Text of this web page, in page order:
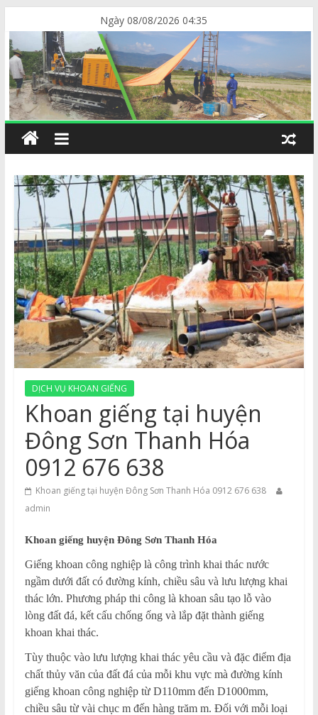
Ngày 08/08/2026 04:35
DỊCH VỤ KHOAN GIẾNG
Khoan giếng tại huyện
Đông Sơn Thanh Hóa
0912 676 638
Khoan giếng tại huyện Đông Sơn Thanh Hóa 0912 676 638
admin
Khoan giếng huyện Đông Sơn Thanh Hóa
Giếng khoan công nghiệp là công trình khai thác nước
ngầm dưới đất có đường kính, chiều sâu và lưu lượng khai
thác lớn. Phương pháp thi công là khoan sâu tạo lỗ vào
lòng đất đá, kết cấu chống ống và lắp đặt thành giếng
khoan khai thác.
Tùy thuộc vào lưu lượng khai thác yêu cầu và đặc điểm địa
chất thủy văn của đất đá của mỗi khu vực mà đường kính
giếng khoan công nghiệp từ D110mm đến D1000mm,
chiều sâu từ vài chục m đến hàng trăm m. Đối với mỗi loại